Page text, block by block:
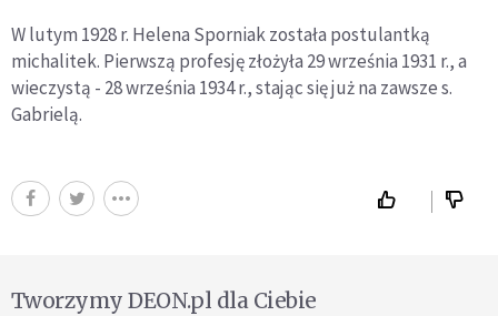
W lutym 1928 r. Helena Sporniak została postulantką
michalitek. Pierwszą profesję złożyła 29 września 1931 r., a
wieczystą - 28 września 1934 r., stając się już na zawsze s.
Gabrielą.
Tworzymy DEON.pl dla Ciebie